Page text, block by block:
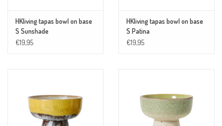
HKliving tapas bowl on base
S Sunshade
€19,95
HKliving tapas bowl on base
S Patina
€19,95